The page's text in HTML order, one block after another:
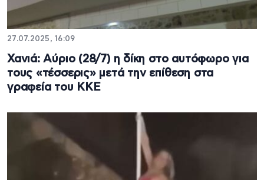
27.07.2025, 16:09
Χανιά: Αύριο (28/7) η δίκη στο αυτόφωρο για
τους «τέσσερις» μετά την επίθεση στα
γραφεία του ΚΚΕ